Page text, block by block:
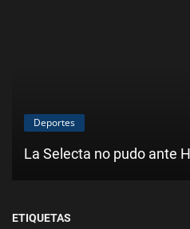
Deportes
La Selecta no pudo ante
ETIQUETAS